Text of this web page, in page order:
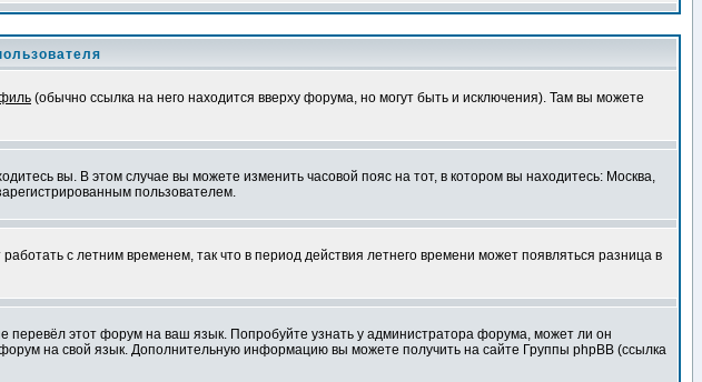
(обычно ссылка на него находится вверху форума, но могут быть и исключения). Там вы можете
вы. В этом случае вы можете изменить часовой пояс на тот, в котором вы находитесь: Москва,
пользователем.
с летним временем, так что в период действия летнего времени может появляться разница в
перевёл этот форум на ваш язык. Попробуйте узнать у администратора форума, может ли он
на свой язык. Дополнительную информацию вы можете получить на сайте Группы phpBB (ссылка